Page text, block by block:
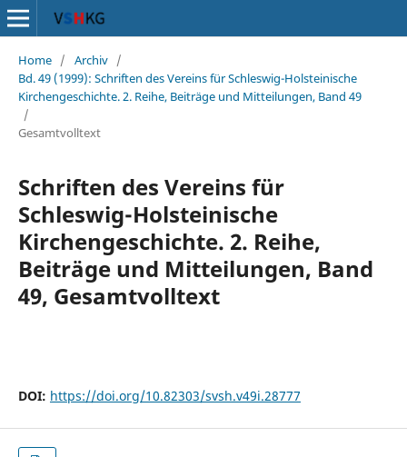
Home / Archiv /
Bd. 49 (1999): Schriften des Vereins für Schleswig-Holsteinische
Kirchengeschichte. 2. Reihe, Beiträge und Mitteilungen, Band 49
/
Gesamtvolltext
Schriften des Vereins für
Schleswig-Holsteinische
Kirchengeschichte. 2. Reihe,
Beiträge und Mitteilungen, Band
49, Gesamtvolltext
DOI: https://doi.org/10.82303/svsh.v49i.28777